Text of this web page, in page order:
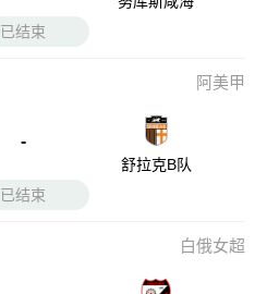
已结束
阿美甲
-
舒拉克B队
已结束
白俄女超